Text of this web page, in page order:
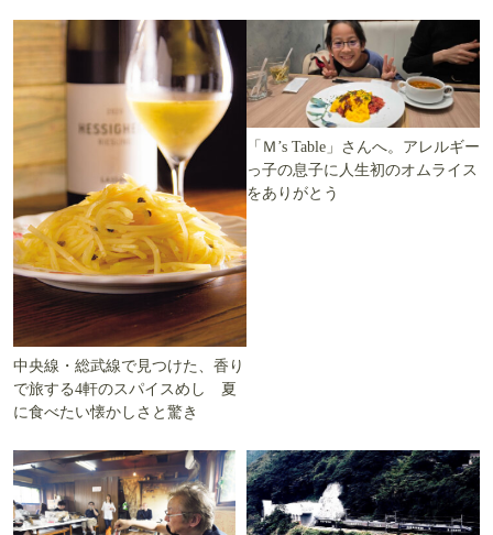
中央線・総武線で見つけた、香り
で旅する4軒のスパイスめし 夏
に食べたい懐かしさと驚き
「Ｍ’s Table」さんへ。アレルギー
っ子の息子に人生初のオムライス
をありがとう